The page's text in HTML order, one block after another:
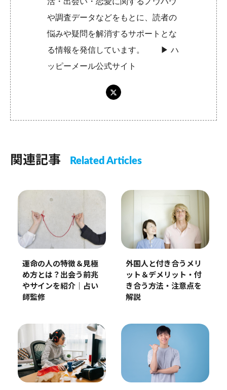
や調査データなどをもとに、読者の
悩みや疑問を解消するサポートとな
る情報を発信しています。 ▶︎ハ
ッピーメール公式サイト
関連記事 Related Articles
運命の人の特徴＆見極
め方とは？出会う前兆
やサインを紹介｜占い
師監修
外国人と付き合うメリ
ット＆デメリット・付
き合う方法・注意点を
解説